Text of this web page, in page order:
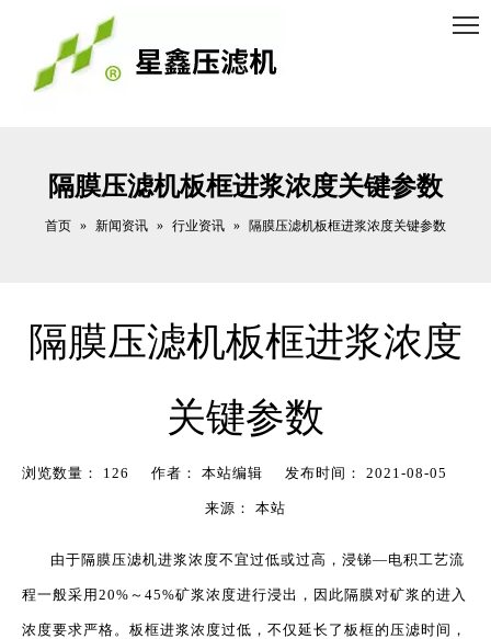
隔膜压滤机板框进浆浓度关键参数
首页 » 新闻资讯 » 行业资讯 » 隔膜压滤机板框进浆浓度关键参数
隔膜压滤机板框进浆浓度
关键参数
浏览数量： 126 作者： 本站编辑 发布时间： 2021-08-05
来源： 本站
["wechat","weibo","qzone","douban","email"]
由于隔膜压滤机进浆浓度不宜过低或过高，浸锑—电积工艺流
程一般采用20%～45%矿浆浓度进行浸出，因此隔膜对矿浆的进入
浓度要求严格。板框进浆浓度过低，不仅延长了板框的压滤时间，